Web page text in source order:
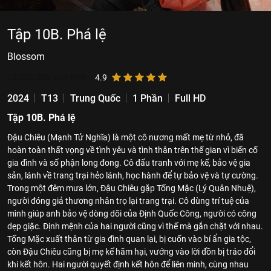
Tập 10B. Phá lệ
Blossom
4.9
2024 T13 Trung Quốc 1 Phần
Full HD
Tập 10B. Phá lệ
Đậu Chiêu (Mạnh Tử Nghĩa) là một cô nương mất mẹ từ nhỏ, đã
hoàn toàn thất vọng về tình yêu và tình thân trên thế gian vì biến cố
gia đình và số phận long đong. Cô đấu tranh với mẹ kế, bảo vệ gia
sản, lánh về trang trại hẻo lánh, học hành để tự bảo vệ và tự cường.
Trong một đêm mưa lớn, Đậu Chiêu gặp Tống Mặc (Lý Quân Nhuệ),
người đóng giả thương nhân trọ lại trang trại. Cô dùng trí tuệ của
mình giúp anh bảo vệ dòng dõi của Định Quốc Công, người có công
dẹp giặc. Định mệnh của hai người cũng vì thế mà gắn chặt với nhau.
Tống Mặc xuất thân từ gia đình quan lại, bị cuốn vào bí ẩn gia tộc,
còn Đậu Chiêu cũng bị mẹ kế hãm hại, vướng vào lời đồn bị tráo đổi
khi kết hôn. Hai người quyết định kết hôn để liên minh, cùng nhau